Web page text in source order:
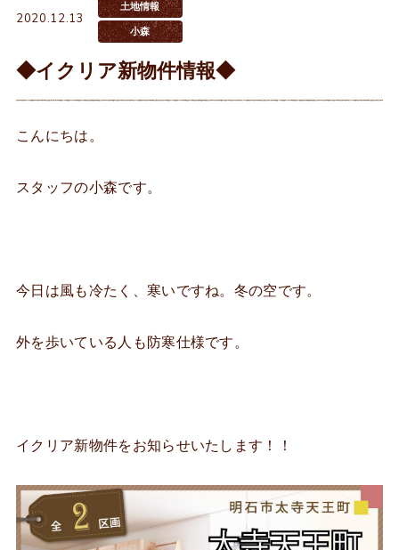
2020.12.13
土地情報
小森
◆イクリア新物件情報◆
こんにちは。
スタッフの小森です。
今日は風も冷たく、寒いですね。冬の空です。
外を歩いている人も防寒仕様です。
イクリア新物件をお知らせいたします！！